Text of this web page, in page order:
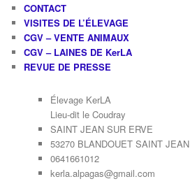
CONTACT
VISITES DE L’ÉLEVAGE
CGV – VENTE ANIMAUX
CGV – LAINES DE KerLA
REVUE DE PRESSE
Élevage KerLA
Lieu-dit le Coudray
SAINT JEAN SUR ERVE
53270 BLANDOUET SAINT JEAN
0641661012
kerla.alpagas@gmail.com